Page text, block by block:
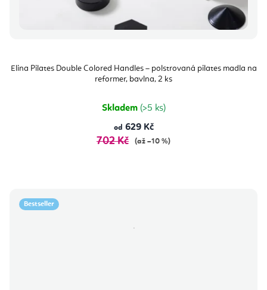
Elina Pilates Double Colored Handles – polstrovaná pilates madla na
reformer, bavlna, 2 ks
Skladem (>5 ks)
od 629 Kč
702 Kč (až –10 %)
Bestseller